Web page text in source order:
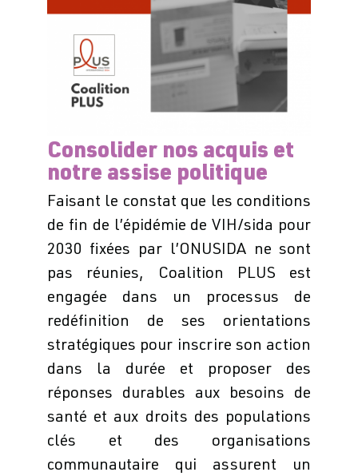
Consolider nos acquis et
notre assise politique
Faisant le constat que les conditions
de fin de l’épidémie de VIH/sida pour
2030 fixées par l’ONUSIDA ne sont
pas réunies, Coalition PLUS est
engagée dans un processus de
redéfinition de ses orientations
stratégiques pour inscrire son action
dans la durée et proposer des
réponses durables aux besoins de
santé et aux droits des populations
clés et des organisations
communautaire qui assurent un